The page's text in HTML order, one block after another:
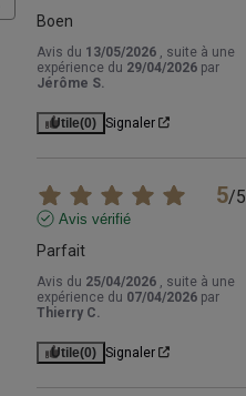
Boen
Avis du 13/05/2026 , suite à une
expérience du 29/04/2026 par
Jérôme S.
Utile(0) Signaler
5/5
Avis vérifié
Parfait
Avis du 25/04/2026 , suite à une
expérience du 07/04/2026 par
Thierry C.
Utile(0) Signaler